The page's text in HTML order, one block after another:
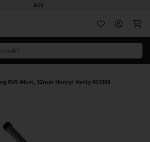
B2B
RVS 44cm, 32mm Henry/ Hetty 601008